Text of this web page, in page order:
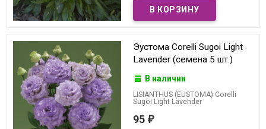
Эустома Corelli Sugoi Light
Lavender (семена 5 шт.)
В наличии
LISIANTHUS (EUSTOMA) Corelli
Sugoi Light Lavender
95 ₽